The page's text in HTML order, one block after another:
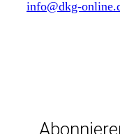
info@dkg-